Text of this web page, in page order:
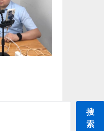
搜
索